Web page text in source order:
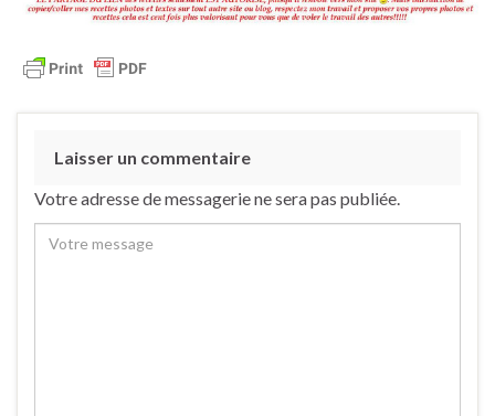
Laisser un commentaire
Votre adresse de messagerie ne sera pas publiée.